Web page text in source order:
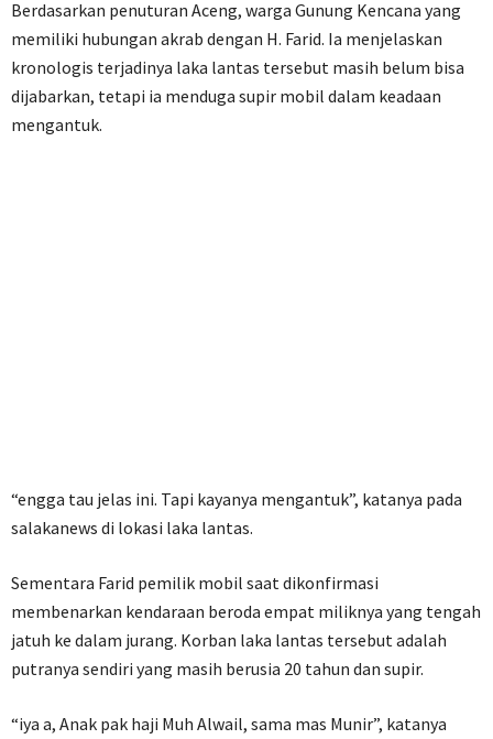
Berdasarkan penuturan Aceng, warga Gunung Kencana yang
memiliki hubungan akrab dengan H. Farid. Ia menjelaskan
kronologis terjadinya laka lantas tersebut masih belum bisa
dijabarkan, tetapi ia menduga supir mobil dalam keadaan
mengantuk.
“engga tau jelas ini. Tapi kayanya mengantuk”, katanya pada
salakanews di lokasi laka lantas.
Sementara Farid pemilik mobil saat dikonfirmasi
membenarkan kendaraan beroda empat miliknya yang tengah
jatuh ke dalam jurang. Korban laka lantas tersebut adalah
putranya sendiri yang masih berusia 20 tahun dan supir.
“iya a, Anak pak haji Muh Alwail, sama mas Munir”, katanya